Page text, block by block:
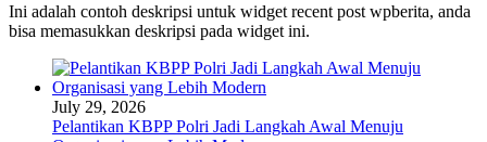
Ini adalah contoh deskripsi untuk widget recent post wpberita, anda
bisa memasukkan deskripsi pada widget ini.
July 29, 2026
Pelantikan KBPP Polri Jadi Langkah Awal Menuju